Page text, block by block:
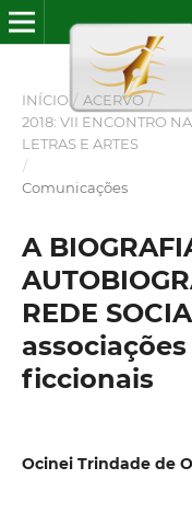
INÍCIO / ACERVO /
2018: VII ENCONTRO
LETRAS E ARTES
/
Comunicações
A
REDE
ficcionais
Ocinei Trindade de